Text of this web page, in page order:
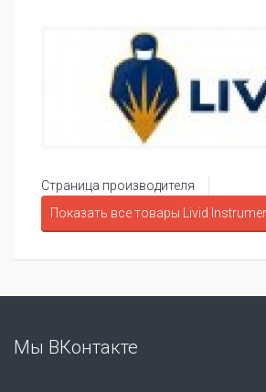
Страница производителя
Показать все товары Livid
Мы ВКонтакте